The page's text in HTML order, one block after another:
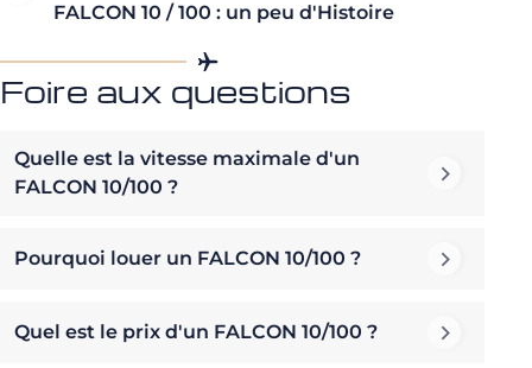
FALCON 10 / 100 : un peu d'Histoire
Foire aux questions
Quelle est la vitesse maximale d'un
FALCON 10/100 ?
Pourquoi louer un FALCON 10/100 ?
Quel est le prix d'un FALCON 10/100 ?